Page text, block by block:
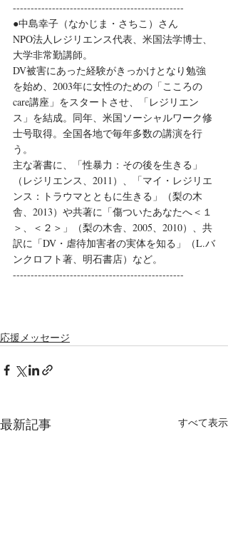
------------------------------------------------
●中島幸子（なかじま・さちこ）さん
NPO法人レジリエンス代表、米国法学博士、
大学非常勤講師。
DV被害にあった経験がきっかけとなり勉強
を始め、2003年に女性のための「こころの
care講座」をスタートさせ、「レジリエン
ス」を結成。同年、米国ソーシャルワーク修
士号取得。全国各地で毎年多数の講演を行
う。
主な著書に、「性暴力：その後を生きる」
（レジリエンス、2011）、「マイ・レジリエ
ンス：トラウマとともに生きる」（梨の木
舎、2013）や共著に「傷ついたあなたへ＜１
＞、＜２＞」（梨の木舎、2005、2010）、共
訳に「DV・虐待加害者の実体を知る」（L.バ
ンクロフト著、明石書店）など。
------------------------------------------------
応援メッセージ
最新記事 すべて表示